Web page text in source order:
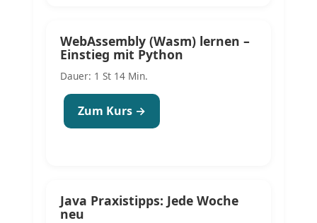
WebAssembly (Wasm) lernen –
Einstieg mit Python
Dauer: 1 St 14 Min.
Zum Kurs →
Java Praxistipps: Jede Woche
neu